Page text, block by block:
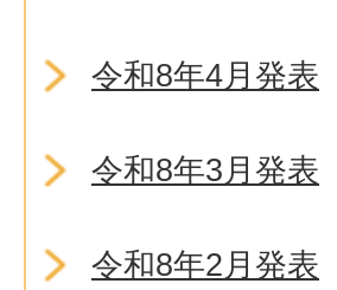
令和8年4月発表
令和8年3月発表
令和8年2月発表